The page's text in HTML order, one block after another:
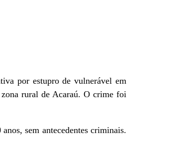
por estupro de vulnerável em
rural de Acaraú. O crime foi
sem antecedentes criminais.